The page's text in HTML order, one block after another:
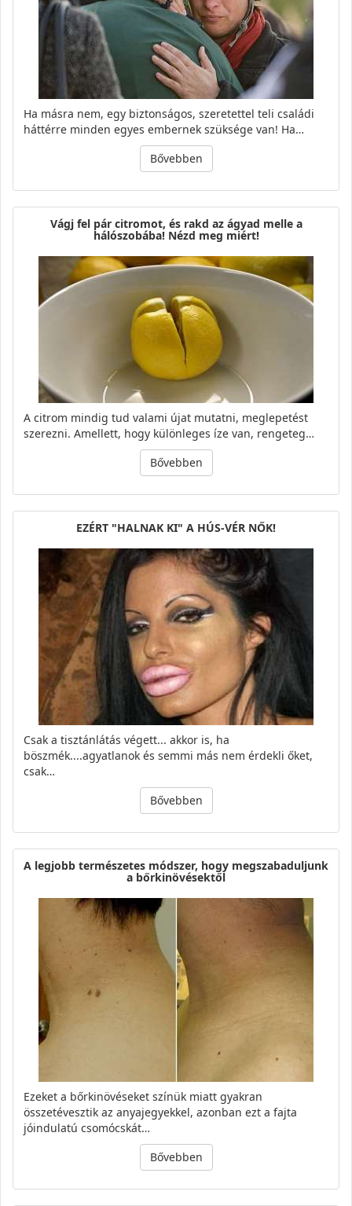
Ha másra nem, egy biztonságos, szeretettel teli családi
háttérre minden egyes embernek szüksége van! Ha…
Bővebben
Vágj fel pár citromot, és rakd az ágyad melle a
hálószobába! Nézd meg miért!
A citrom mindig tud valami újat mutatni, meglepetést
szerezni. Amellett, hogy különleges íze van, rengeteg…
Bővebben
EZÉRT "HALNAK KI" A HÚS-VÉR NŐK!
Csak a tisztánlátás végett... akkor is, ha
böszmék....agyatlanok és semmi más nem érdekli őket,
csak…
Bővebben
A legjobb természetes módszer, hogy megszabaduljunk
a bőrkinövésektől
Ezeket a bőrkinövéseket színük miatt gyakran
összetévesztik az anyajegyekkel, azonban ezt a fajta
jóindulatú csomócskát…
Bővebben